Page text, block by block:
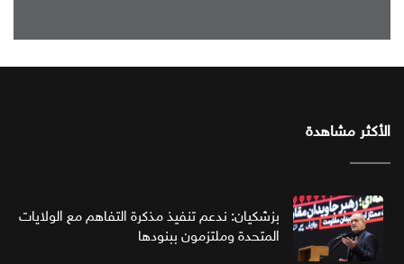
الأكثر مشاهدة
بزشكيان: ندعم تنفيذ مذكرة التفاهم مع الولايات
المتحدة وملتزمون ببنودها